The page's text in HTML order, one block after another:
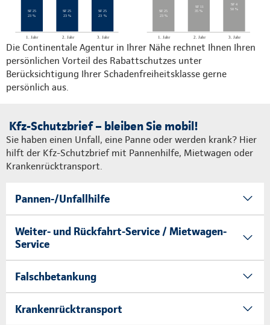
Die Continentale Agentur in Ihrer Nähe rechnet Ihnen Ihren
persönlichen Vorteil des Rabattschutzes unter
Berücksichtigung Ihrer Schadenfreiheitsklasse gerne
persönlich aus.
Kfz-Schutzbrief – bleiben Sie mobil!
Sie haben einen Unfall, eine Panne oder werden krank? Hier
hilft der Kfz-Schutzbrief mit Pannenhilfe, Mietwagen oder
Krankenrücktransport.
Pannen-/Unfallhilfe
Weiter- und Rückfahrt-Service / Mietwagen-
Service
Falschbetankung
Krankenrücktransport